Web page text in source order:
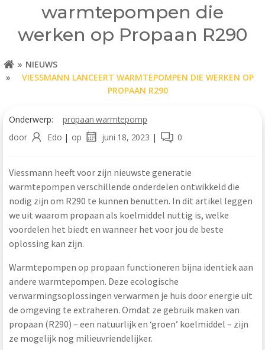
warmtepompen die
werken op Propaan R290
NIEUWS
VIESSMANN LANCEERT WARMTEPOMPEN DIE WERKEN OP
PROPAAN R290
Onderwerp:
propaan warmtepomp
door
Edo | op juni 18, 2023 | 0
Viessmann heeft voor zijn nieuwste generatie
warmtepompen verschillende onderdelen ontwikkeld die
nodig zijn om R290 te kunnen benutten. In dit artikel leggen
we uit waarom propaan als koelmiddel nuttig is, welke
voordelen het biedt en wanneer het voor jou de beste
oplossing kan zijn.
Warmtepompen op propaan functioneren bijna identiek aan
andere warmtepompen. Deze ecologische
verwarmingsoplossingen verwarmen je huis door energie uit
de omgeving te extraheren. Omdat ze gebruik maken van
propaan (R290) – een natuurlijk en ‘groen’ koelmiddel – zijn
ze mogelijk nog milieuvriendelijker.